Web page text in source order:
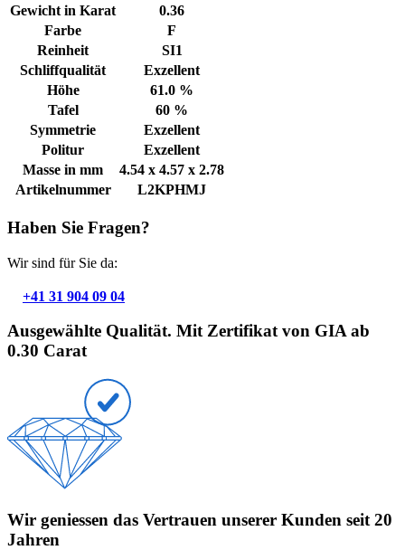
Gewicht in Karat
0.36
Farbe
F
Reinheit
SI1
Schliffqualität
Exzellent
Höhe
61.0 %
Tafel
60 %
Symmetrie
Exzellent
Politur
Exzellent
Masse in mm
4.54 x 4.57 x 2.78
Artikelnummer
L2KPHMJ
Haben Sie Fragen?
Wir sind für Sie da:
+41 31 904 09 04
Ausgewählte Qualität. Mit Zertifikat von GIA ab
0.30 Carat
Wir geniessen das Vertrauen unserer Kunden seit 20
Jahren